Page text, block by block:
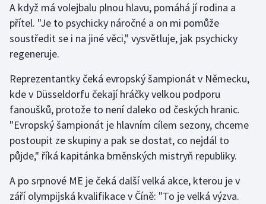
Olympijské hry
Plavání
Plážový volejbal
Ragby
Rychlobruslení
Rychlostní kanoistika
A když má volejbalu plnou hlavu, pomáhá jí rodina a
přítel. "Je to psychicky náročné a on mi pomůže
soustředit se i na jiné věci," vysvětluje, jak psychicky
regeneruje.
Reprezentantky čeká evropský šampionát v Německu,
kde v Düsseldorfu čekají hráčky velkou podporu
fanoušků, protože to není daleko od českých hranic.
"Evropský šampionát je hlavním cílem sezony, chceme
postoupit ze skupiny a pak se dostat, co nejdál to
půjde," říká kapitánka brněnských mistryň republiky.
A po srpnové ME je čeká další velká akce, kterou je v
září olympijská kvalifikace v Číně: "To je velká výzva.